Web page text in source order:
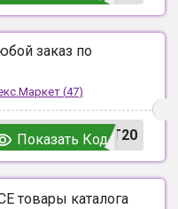
заказ по
(47)
T20
Показать Код
товары каталога